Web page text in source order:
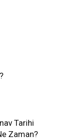
Tarihi
Zaman?